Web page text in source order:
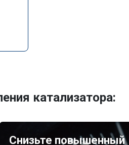
катализатора:
Снизьте повышенный